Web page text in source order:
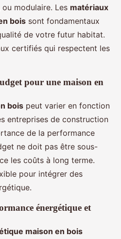
modulaire. Les matériaux
bois sont fondamentaux
de votre futur habitat.
certifiés qui respectent les
pour une maison en
bois peut varier en fonction
entreprises de construction
de la performance
ne doit pas être sous-
les coûts à long terme.
pour intégrer des
énergétique et
maison en bois